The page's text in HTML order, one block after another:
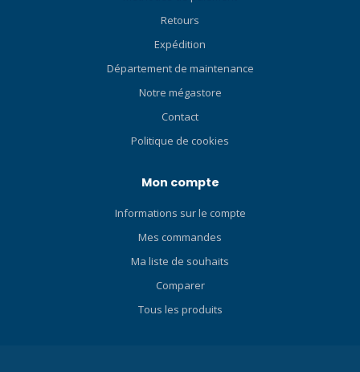
Retours
Expédition
Département de maintenance
Notre mégastore
Contact
Politique de cookies
Mon compte
Informations sur le compte
Mes commandes
Ma liste de souhaits
Comparer
Tous les produits